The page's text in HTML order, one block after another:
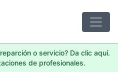
o servicio? Da clic aquí.
de profesionales.